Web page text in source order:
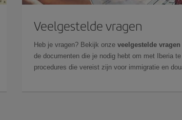
Veelgestelde vragen
Heb je vragen? Bekijk onze veelgestelde
de documenten die je nodig hebt om met Iberia
procedures die vereist zijn voor immigratie en